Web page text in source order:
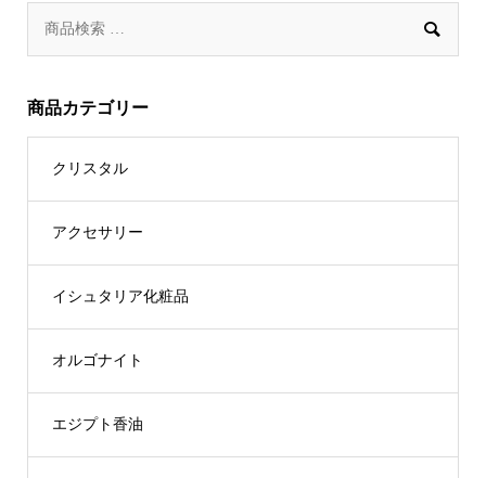

商品カテゴリー
クリスタル
アクセサリー
イシュタリア化粧品
オルゴナイト
エジプト香油